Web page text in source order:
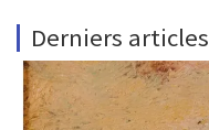
Derniers articles